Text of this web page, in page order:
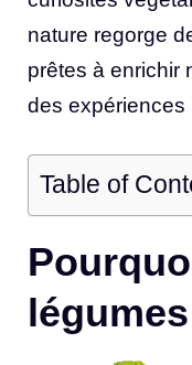
nature regorge
prêtes à enrichir
des expériences
Table of